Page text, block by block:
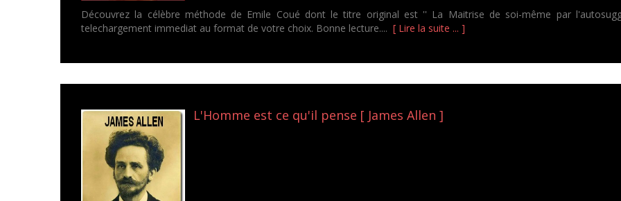
Découvrez la célèbre méthode de Emile Coué dont le titre original est '' La Maitrise de soi-même par
telechargement immediat au format de votre choix. Bonne lecture.... [ Lire la suite ... ]
L'Homme est ce qu'il pense [ James Allen ]